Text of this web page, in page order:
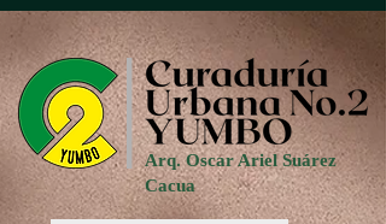
Arq. Oscar Ariel Suárez
Cacua